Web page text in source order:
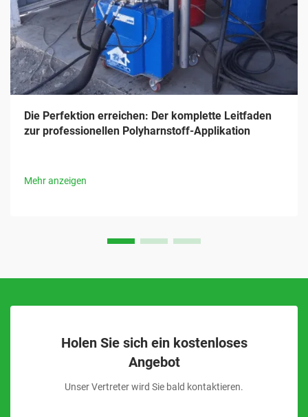
Die Perfektion erreichen: Der komplette Leitfaden
zur professionellen Polyharnstoff-Applikation
Mehr anzeigen
Holen Sie sich ein kostenloses
Angebot
Unser Vertreter wird Sie bald kontaktieren.